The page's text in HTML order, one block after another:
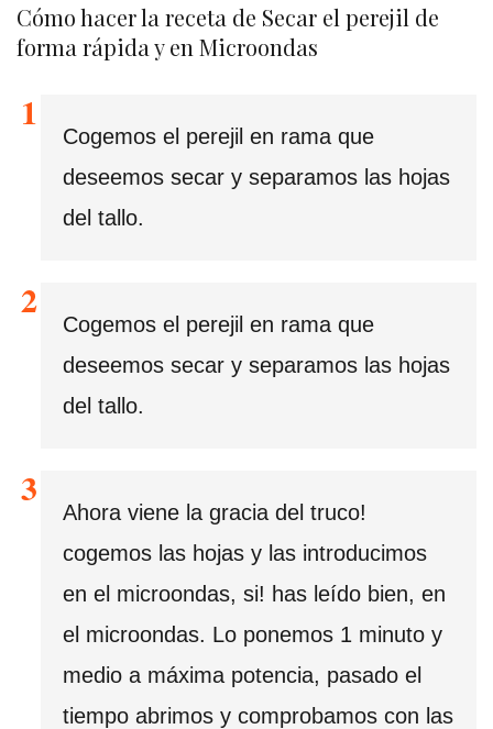
Cómo hacer la receta de Secar el perejil de
forma rápida y en Microondas
Cogemos el perejil en rama que
deseemos secar y separamos las hojas
del tallo.
Cogemos el perejil en rama que
deseemos secar y separamos las hojas
del tallo.
Ahora viene la gracia del truco!
cogemos las hojas y las introducimos
en el microondas, si! has leído bien, en
el microondas. Lo ponemos 1 minuto y
medio a máxima potencia, pasado el
tiempo abrimos y comprobamos con las